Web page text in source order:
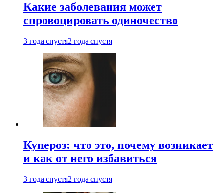
Какие заболевания может
спровоцировать одиночество
3 года спустя2 года спустя
Купероз: что это, почему возникает
и как от него избавиться
3 года спустя2 года спустя